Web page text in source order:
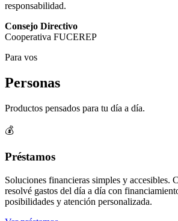
responsabilidad.
Consejo Directivo
Cooperativa FUCEREP
Para vos
Personas
Productos pensados para tu día a día.
💰
Préstamos
Soluciones financieras simples y accesibles.
resolvé gastos del día a día con
posibilidades y atención personalizada.